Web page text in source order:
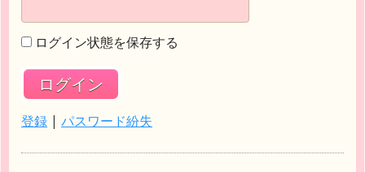
ログイン状態を保存する
登録 | パスワード紛失